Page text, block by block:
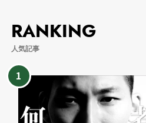
RANKING
人気記事
1